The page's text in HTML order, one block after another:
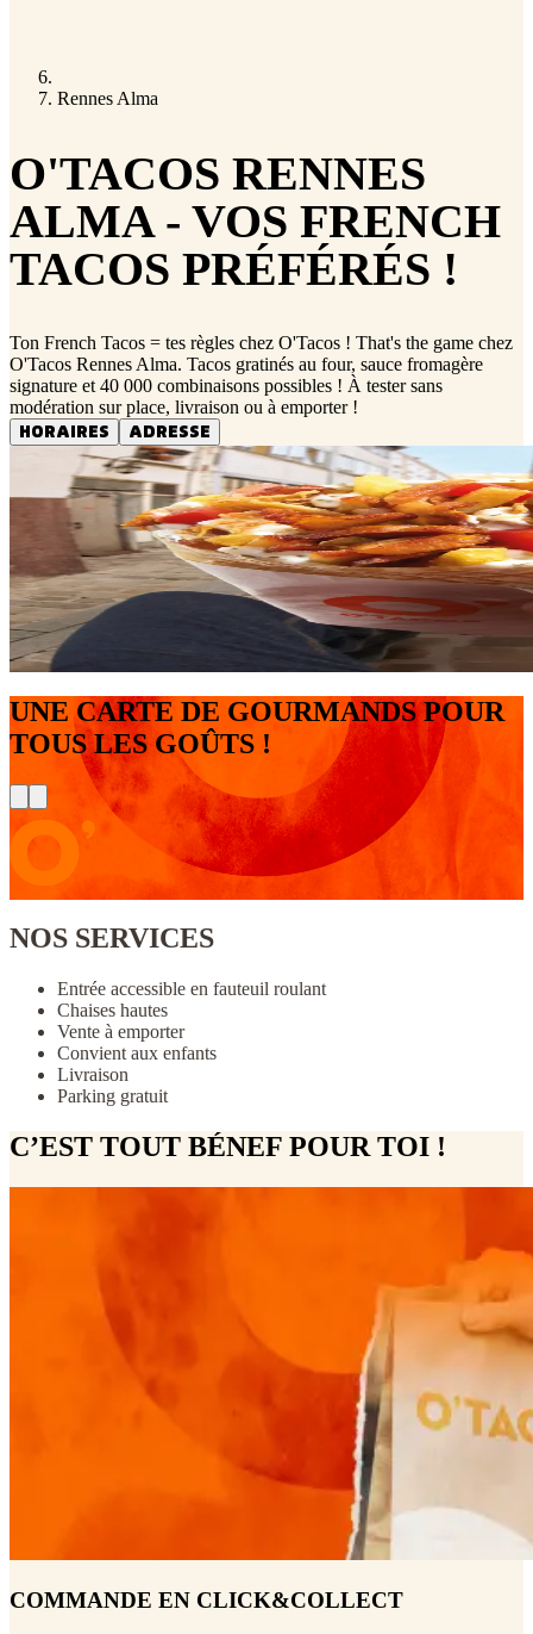
Rennes Alma
O'TACOS RENNES
ALMA - VOS FRENCH
TACOS PRÉFÉRÉS !
Ton French Tacos = tes règles chez O'Tacos ! That's the game chez
O'Tacos Rennes Alma. Tacos gratinés au four, sauce fromagère
signature et 40 000 combinaisons possibles ! À tester sans
modération sur place, livraison ou à emporter !
HORAIRES
ADRESSE
UNE CARTE DE GOURMANDS POUR
TOUS LES GOÛTS !
NOS SERVICES
Entrée accessible en fauteuil roulant
Chaises hautes
Vente à emporter
Convient aux enfants
Livraison
Parking gratuit
C’EST TOUT BÉNEF POUR TOI !
COMMANDE EN CLICK&COLLECT